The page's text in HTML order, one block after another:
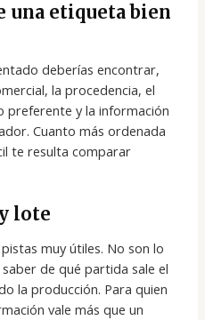
una etiqueta bien
deberías encontrar,
la procedencia, el
preferente y la información
Cuanto más ordenada
te resulta comparar
lote
muy útiles. No son lo
de qué partida sale el
la producción. Para quien
vale más que un